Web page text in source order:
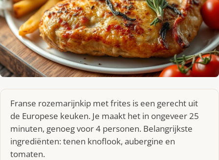
Fran­se ro­ze­ma­rijn­kip met fri­tes is een gerecht uit
de Europese keuken. Je maakt het in ongeveer 25
minuten, genoeg voor 4 personen. Belangrijkste
ingrediënten: tenen knoflook, aubergine en
tomaten.